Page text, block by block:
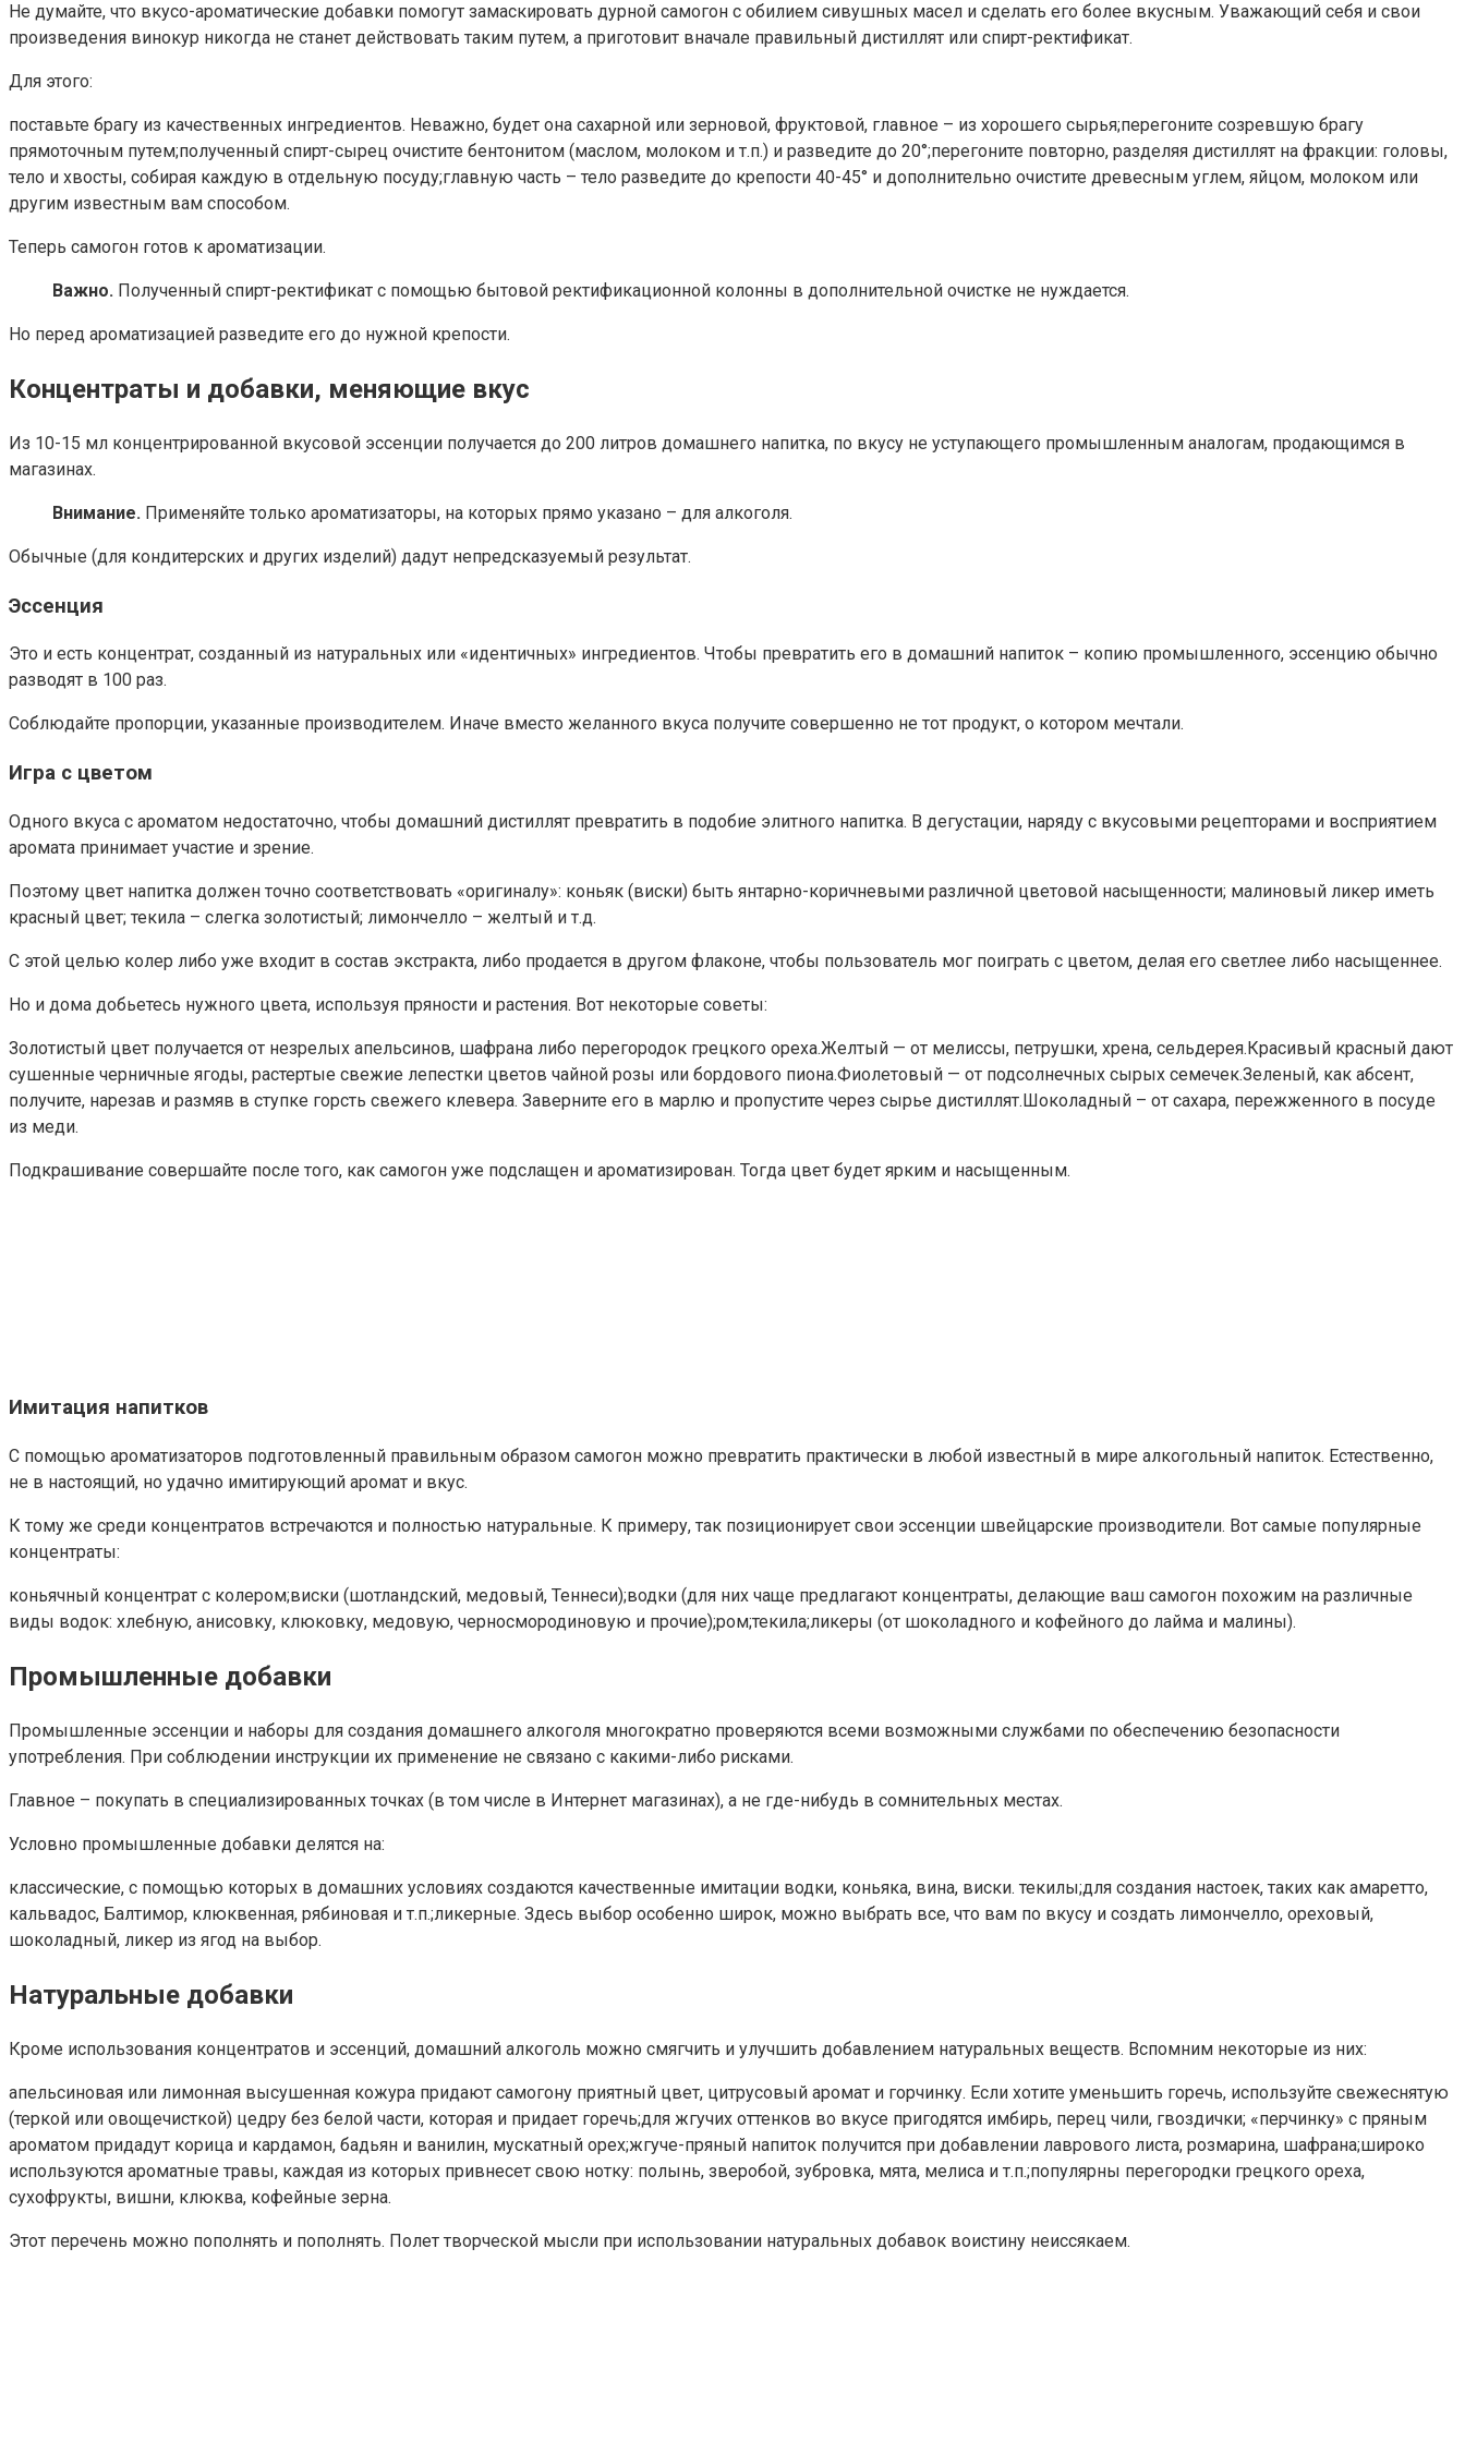
Не думайте, что вкусо-ароматические добавки помогут замаскировать дурной самогон с обилием сивушных масел и сделать его более вкусным. Уважающий себя и свои
произведения винокур никогда не станет действовать таким путем, а приготовит вначале правильный дистиллят или спирт-ректификат.
Для этого:
поставьте брагу из качественных ингредиентов. Неважно, будет она сахарной или зерновой, фруктовой, главное – из хорошего сырья;перегоните созревшую брагу
прямоточным путем;полученный спирт-сырец очистите бентонитом (маслом, молоком и т.п.) и разведите до 20°;перегоните повторно, разделяя дистиллят на фракции: головы,
тело и хвосты, собирая каждую в отдельную посуду;главную часть – тело разведите до крепости 40-45° и дополнительно очистите древесным углем, яйцом, молоком или
другим известным вам способом.
Теперь самогон готов к ароматизации.
Важно. Полученный спирт-ректификат с помощью бытовой ректификационной колонны в дополнительной очистке не нуждается.
Но перед ароматизацией разведите его до нужной крепости.
Концентраты и добавки, меняющие вкус
Из 10-15 мл концентрированной вкусовой эссенции получается до 200 литров домашнего напитка, по вкусу не уступающего промышленным аналогам, продающимся в
магазинах.
Внимание. Применяйте только ароматизаторы, на которых прямо указано – для алкоголя.
Обычные (для кондитерских и других изделий) дадут непредсказуемый результат.
Эссенция
Это и есть концентрат, созданный из натуральных или «идентичных» ингредиентов. Чтобы превратить его в домашний напиток – копию промышленного, эссенцию обычно
разводят в 100 раз.
Соблюдайте пропорции, указанные производителем. Иначе вместо желанного вкуса получите совершенно не тот продукт, о котором мечтали.
Игра с цветом
Одного вкуса с ароматом недостаточно, чтобы домашний дистиллят превратить в подобие элитного напитка. В дегустации, наряду с вкусовыми рецепторами и восприятием
аромата принимает участие и зрение.
Поэтому цвет напитка должен точно соответствовать «оригиналу»: коньяк (виски) быть янтарно-коричневыми различной цветовой насыщенности; малиновый ликер иметь
красный цвет; текила – слегка золотистый; лимончелло – желтый и т.д.
С этой целью колер либо уже входит в состав экстракта, либо продается в другом флаконе, чтобы пользователь мог поиграть с цветом, делая его светлее либо насыщеннее.
Но и дома добьетесь нужного цвета, используя пряности и растения. Вот некоторые советы:
Золотистый цвет получается от незрелых апельсинов, шафрана либо перегородок грецкого ореха.Желтый — от мелиссы, петрушки, хрена, сельдерея.Красивый красный дают
сушенные черничные ягоды, растертые свежие лепестки цветов чайной розы или бордового пиона.Фиолетовый — от подсолнечных сырых семечек.Зеленый, как абсент,
получите, нарезав и размяв в ступке горсть свежего клевера. Заверните его в марлю и пропустите через сырье дистиллят.Шоколадный – от сахара, пережженного в посуде
из меди.
Подкрашивание совершайте после того, как самогон уже подслащен и ароматизирован. Тогда цвет будет ярким и насыщенным.
Имитация напитков
С помощью ароматизаторов подготовленный правильным образом самогон можно превратить практически в любой известный в мире алкогольный напиток. Естественно,
не в настоящий, но удачно имитирующий аромат и вкус.
К тому же среди концентратов встречаются и полностью натуральные. К примеру, так позиционирует свои эссенции швейцарские производители. Вот самые популярные
концентраты:
коньячный концентрат с колером;виски (шотландский, медовый, Теннеси);водки (для них чаще предлагают концентраты, делающие ваш самогон похожим на различные
виды водок: хлебную, анисовку, клюковку, медовую, черносмородиновую и прочие);ром;текила;ликеры (от шоколадного и кофейного до лайма и малины).
Промышленные добавки
Промышленные эссенции и наборы для создания домашнего алкоголя многократно проверяются всеми возможными службами по обеспечению безопасности
употребления. При соблюдении инструкции их применение не связано с какими-либо рисками.
Главное – покупать в специализированных точках (в том числе в Интернет магазинах), а не где-нибудь в сомнительных местах.
Условно промышленные добавки делятся на:
классические, с помощью которых в домашних условиях создаются качественные имитации водки, коньяка, вина, виски. текилы;для создания настоек, таких как амаретто,
кальвадос, Балтимор, клюквенная, рябиновая и т.п.;ликерные. Здесь выбор особенно широк, можно выбрать все, что вам по вкусу и создать лимончелло, ореховый,
шоколадный, ликер из ягод на выбор.
Натуральные добавки
Кроме использования концентратов и эссенций, домашний алкоголь можно смягчить и улучшить добавлением натуральных веществ. Вспомним некоторые из них:
апельсиновая или лимонная высушенная кожура придают самогону приятный цвет, цитрусовый аромат и горчинку. Если хотите уменьшить горечь, используйте свежеснятую
(теркой или овощечисткой) цедру без белой части, которая и придает горечь;для жгучих оттенков во вкусе пригодятся имбирь, перец чили, гвоздички; «перчинку» с пряным
ароматом придадут корица и кардамон, бадьян и ванилин, мускатный орех;жгуче-пряный напиток получится при добавлении лаврового листа, розмарина, шафрана;широко
используются ароматные травы, каждая из которых привнесет свою нотку: полынь, зверобой, зубровка, мята, мелиса и т.п.;популярны перегородки грецкого ореха,
сухофрукты, вишни, клюква, кофейные зерна.
Этот перечень можно пополнять и пополнять. Полет творческой мысли при использовании натуральных добавок воистину неиссякаем.